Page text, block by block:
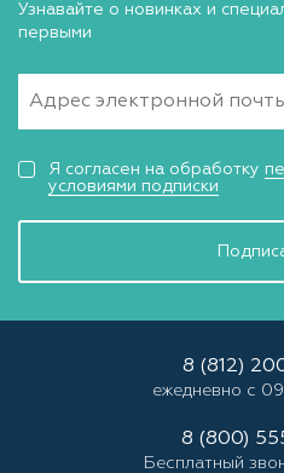
Узнавайте о новинках и
первыми
Я согласен на обработку
условиями подписки
8 (812)
ежедневно с
8 (800)
Бесплатный